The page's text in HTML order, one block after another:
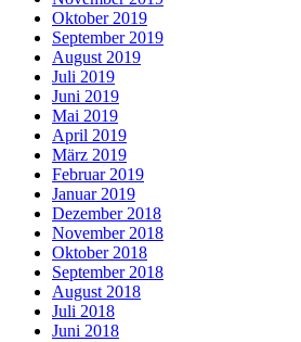
Oktober 2019
September 2019
August 2019
Juli 2019
Juni 2019
Mai 2019
April 2019
März 2019
Februar 2019
Januar 2019
Dezember 2018
November 2018
Oktober 2018
September 2018
August 2018
Juli 2018
Juni 2018